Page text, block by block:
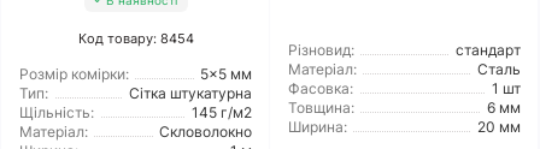
Код товару: 8454
Розмір комірки:
5x5 мм
Тип:
Сітка штукатурна
Щільність:
145 г/м2
Матеріал:
Скловолокно
Різновид:
стандарт
Матеріал:
Сталь
Фасовка:
1 шт
Товщина:
6 мм
Ширина:
20 мм